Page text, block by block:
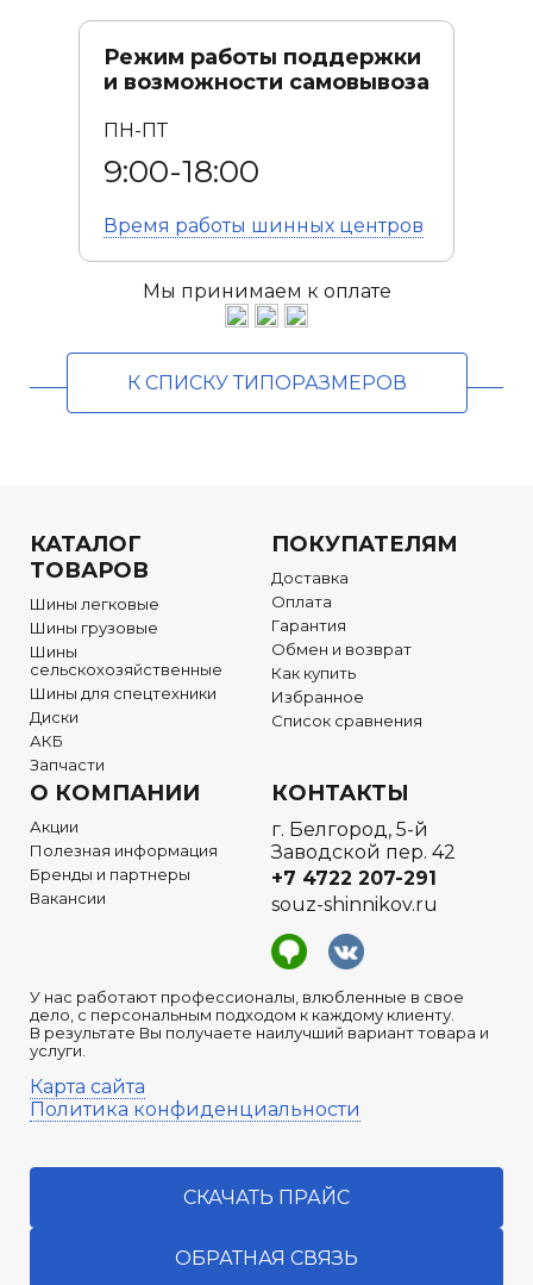
Режим работы поддержки
и возможности самовывоза
ПН-ПТ
9:00-18:00
Время работы шинных центров
Мы принимаем к оплате
К СПИСКУ ТИПОРАЗМЕРОВ
КАТАЛОГ
ТОВАРОВ
Шины легковые
Шины грузовые
Шины
сельскохозяйственные
Шины для спецтехники
Диски
АКБ
Запчасти
ПОКУПАТЕЛЯМ
Доставка
Оплата
Гарантия
Обмен и возврат
Как купить
Избранное
Список сравнения
О КОМПАНИИ
Акции
Полезная информация
Бренды и партнеры
Вакансии
У нас работают профессионалы, влюбленные в свое
дело, с персональным подходом к каждому клиенту.
В результате Вы получаете наилучший вариант товара и
услуги.
Карта сайта
Политика конфиденциальности
КОНТАКТЫ
г. Белгород, 5-й
Заводской пер. 42
+7 4722 207-291
souz-shinnikov.ru
СКАЧАТЬ ПРАЙС
ОБРАТНАЯ СВЯЗЬ